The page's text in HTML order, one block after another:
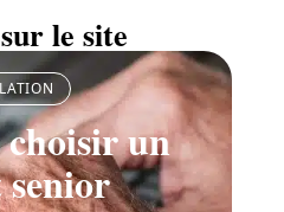
le site
un
senior